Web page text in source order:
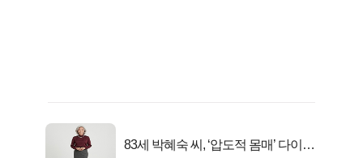
83세 박혜숙 씨, ‘압도적 몸매’ 다이어